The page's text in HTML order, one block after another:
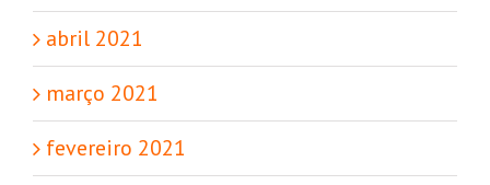
abril 2021
março 2021
fevereiro 2021